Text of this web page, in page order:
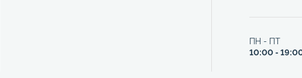
ПН - ПТ
10:00 -